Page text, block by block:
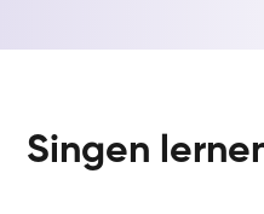
Singen